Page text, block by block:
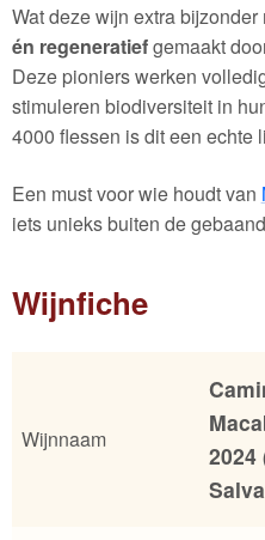
Wat deze wijn extra bijzonder
én regeneratiefgemaakt
Deze pioniers werken
stimuleren biodiversiteit in
4000 flessen is dit een echte
Een must voor wie houdt van
iets unieks buiten de
Wijnfiche
Wijnnaam